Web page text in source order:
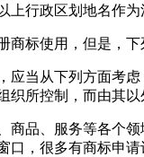
行政区划地名作为
商标使用，但是，
应当从下列方面考
织所控制，而由其
商品、服务等各个
，很多有商标申